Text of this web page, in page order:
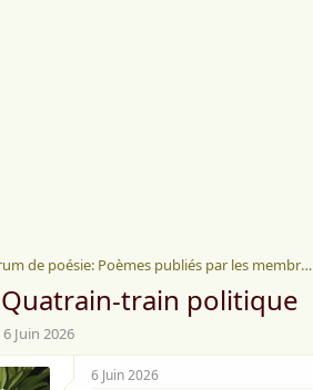
Forum de poésie: Poèmes publiés par les membres
Quatrain-train politique
D
a
t
6 Juin 2026
6 Juin 2026